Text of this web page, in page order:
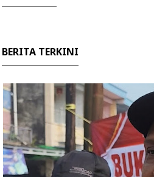
BERITA TERKINI